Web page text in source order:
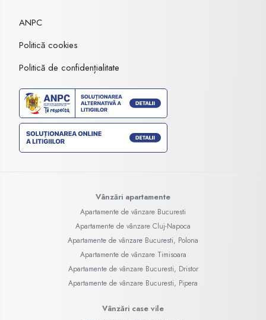
ANPC
Politică cookies
Politică de confidențialitate
Vânzări apartamente
Apartamente de vânzare Bucuresti
Apartamente de vânzare Cluj-Napoca
Apartamente de vânzare Bucuresti, Polona
Apartamente de vânzare Timisoara
Apartamente de vânzare Bucuresti, Dristor
Apartamente de vânzare Bucuresti, Pipera
Vânzări case vile